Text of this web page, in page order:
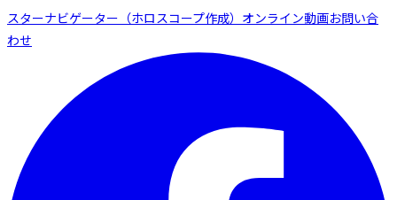
スターナビゲーター（ホロスコープ作成） オンライン動画お問い合
わせ